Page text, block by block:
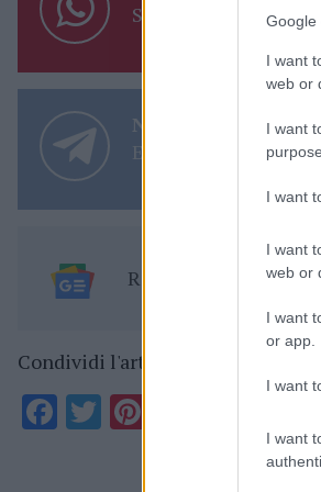
Google
I want
web or
I want
I want
I want
web or
I want
or app.
I want
I want
Su WhatsApp al
Notizie in tempo
Entra nel canale
Ricevi le nostre
Condividi l'articolo
F T